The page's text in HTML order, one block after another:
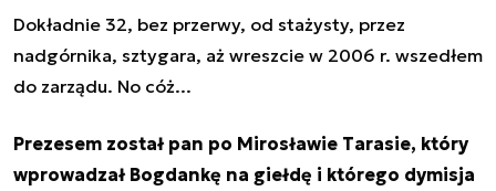
Dokładnie 32, bez przerwy, od stażysty, przez
nadgórnika, sztygara, aż wreszcie w 2006 r. wszedłem
do zarządu. No cóż...
Prezesem został pan po Mirosławie Tarasie, który
wprowadzał Bogdankę na giełdę i którego dymisja